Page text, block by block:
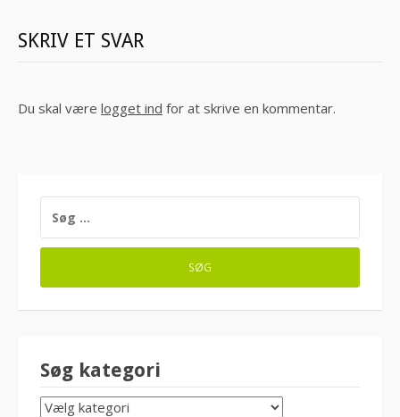
SKRIV ET SVAR
Du skal være logget ind for at skrive en kommentar.
EFTER:
Søg kategori
SØG